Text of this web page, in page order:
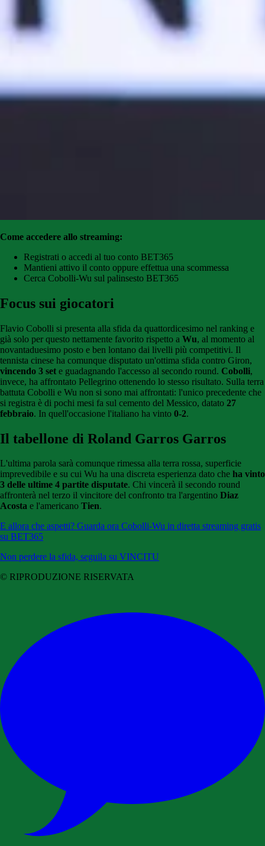
Come accedere allo streaming:
Registrati o accedi al tuo conto BET365
Mantieni attivo il conto oppure effettua una scommessa
Cerca Cobolli-Wu sul palinsesto BET365
Focus sui giocatori
Flavio Cobolli si presenta alla sfida da quattordicesimo nel ranking e
già solo per questo nettamente favorito rispetto a Wu, al momento al
novantaduesimo posto e ben lontano dai livelli più competitivi. Il
tennista cinese ha comunque disputato un'ottima sfida contro Giron,
vincendo 3 set e guadagnando l'accesso al secondo round. Cobolli,
invece, ha affrontato Pellegrino ottenendo lo stesso risultato. Sulla terra
battuta Cobolli e Wu non si sono mai affrontati: l'unico precedente che
si registra è di pochi mesi fa sul cemento del Messico, datato 27
febbraio. In quell'occasione l'italiano ha vinto 0-2.
Il tabellone di Roland Garros Garros
L'ultima parola sarà comunque rimessa alla terra rossa, superficie
imprevedibile e su cui Wu ha una discreta esperienza dato che ha vinto
3 delle ultime 4 partite disputate. Chi vincerà il secondo round
affronterà nel terzo il vincitore del confronto tra l'argentino Diaz
Acosta e l'americano Tien.
E allora che aspetti? Guarda ora Cobolli-Wu in diretta streaming gratis
su BET365
Non perdere la sfida, seguila su VINCITU
© RIPRODUZIONE RISERVATA